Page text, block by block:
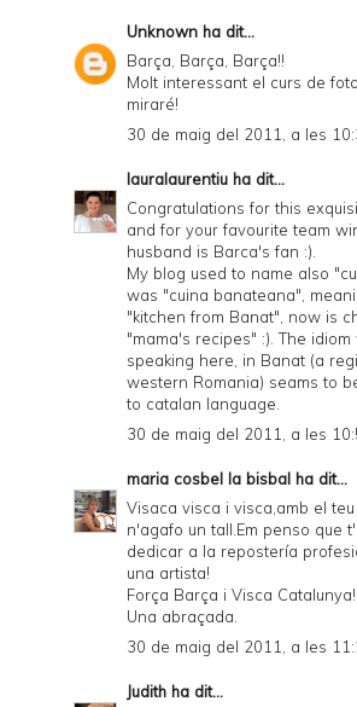
Unknown ha dit...
Barça, Barça, Barça!!
Molt interessant el curs de
miraré!
30 de maig del 2011, a les
lauralaurentiu ha dit...
Congratulations for this
and for your favourite team
husband is Barca's fan :).
My blog used to name also
was "cuina banateana",
"kitchen from Banat", now is
"mama's recipes" :). The
speaking here, in Banat (a
western Romania) seams to
to catalan language.
30 de maig del 2011, a les
maria cosbel la bisbal ha dit...
Visaca visca i visca,amb el
n'agafo un tall.Em penso que
dedicar a la repostería
una artista!
Força Barça i Visca Catalunya!
Una abraçada.
30 de maig del 2011, a les
Judith ha dit...